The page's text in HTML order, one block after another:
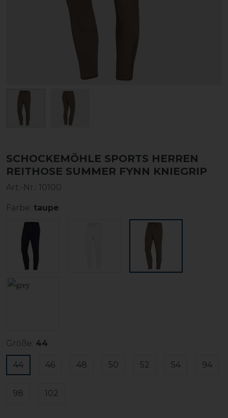
SCHOCKEMÖHLE SPORTS HERREN
REITHOSE SUMMER FYNN KNIEGRIP
Art.-Nr.: 10100
Farbe: taupe
Größe: 44
44 46 48 50 52 54 94
98 102